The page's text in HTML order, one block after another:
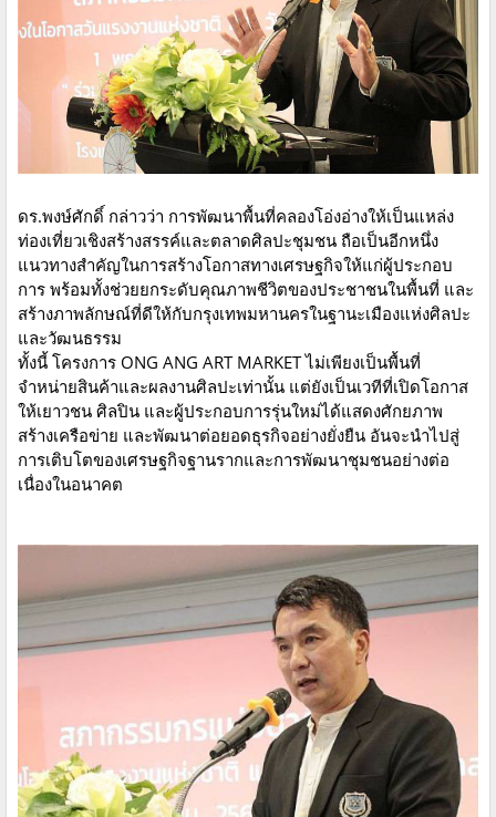
ดร.พงษ์ศักดิ์ กล่าวว่า การพัฒนาพื้นที่คลองโอ่งอ่างให้เป็นแหล่ง
ท่องเที่ยวเชิงสร้างสรรค์และตลาดศิลปะชุมชน ถือเป็นอีกหนึ่ง
แนวทางสำคัญในการสร้างโอกาสทางเศรษฐกิจให้แก่ผู้ประกอบ
การ พร้อมทั้งช่วยยกระดับคุณภาพชีวิตของประชาชนในพื้นที่ และ
สร้างภาพลักษณ์ที่ดีให้กับกรุงเทพมหานครในฐานะเมืองแห่งศิลปะ
และวัฒนธรรม
ทั้งนี้ โครงการ ONG ANG ART MARKET ไม่เพียงเป็นพื้นที่
จำหน่ายสินค้าและผลงานศิลปะเท่านั้น แต่ยังเป็นเวทีที่เปิดโอกาส
ให้เยาวชน ศิลปิน และผู้ประกอบการรุ่นใหม่ได้แสดงศักยภาพ
สร้างเครือข่าย และพัฒนาต่อยอดธุรกิจอย่างยั่งยืน อันจะนำไปสู่
การเติบโตของเศรษฐกิจฐานรากและการพัฒนาชุมชนอย่างต่อ
เนื่องในอนาคต